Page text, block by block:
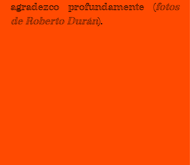
agradezco profundamente (fotos
de Roberto Durán).